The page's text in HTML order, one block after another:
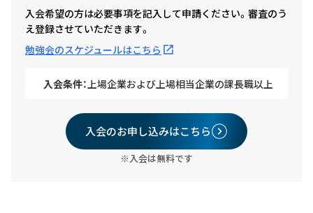
入会希望の方は必要事項を記入して申請ください。審査のう
え登録させていただきます。
勉強会のスケジュールはこちら
入会条件： 上場企業および上場相当企業の課長職以上
入会のお申し込みはこちら
※入会は無料です